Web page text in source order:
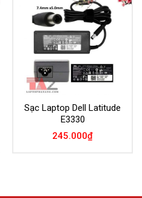
Add to
Wishlist
Sạc Laptop Dell Latitude
E3330
245.000₫